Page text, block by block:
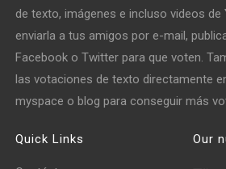
de texto, imágenes e incluso videos de
enviarla a tus amigos por e-mail,
Facebook o Twitter para que voten.
las votaciones de texto directamente
myspace o blog para conseguir más
Quick Links Our